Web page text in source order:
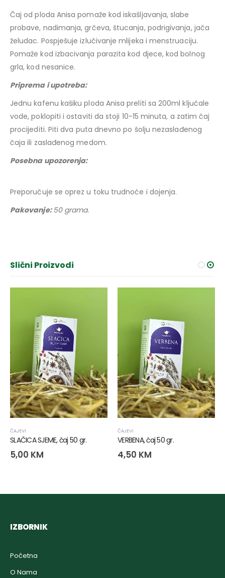
Čaj od ploda Anisa pomaže kod iskašljavanja, slabe
probave, nadimanja, grčeva, štucanja, podrigivanja, jača
želudac. Pospješuje izlučivanje mlijeka i menstruaciju.
Pomaže kod izbacivanja parazita kod djece, kod bolnog
grla, kod nesanice.
Priprema i upotreba:
Jednu kafenu kašiku ploda Anisa preliti sa 200ml ključale
vode, poklopiti i ostaviti da stoji 10-15 minuta, a zatim čaj
procijediti. Piti dva puta dnevno po šolju nezaslađenog
čaja ili zaslađenog medom.
Posebna upozorenja:
Preporučuje se oprez u toku trudnoće i dojenja.
Pakovanje:50 grama.
Slični Proizvodi
ČAJEVI
SLAČICA SJEME, čaj 50 gr.
5,00 KM
ČAJEVI
VERBENA, čaj 50 gr.
4,50 KM
IZBORNIK
Početna
O Nama